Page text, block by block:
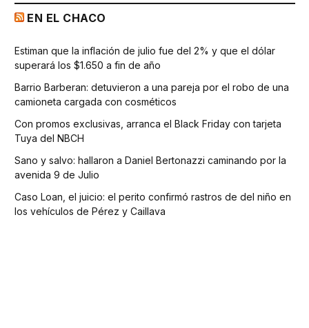
EN EL CHACO
Estiman que la inflación de julio fue del 2% y que el dólar
superará los $1.650 a fin de año
Barrio Barberan: detuvieron a una pareja por el robo de una
camioneta cargada con cosméticos
Con promos exclusivas, arranca el Black Friday con tarjeta
Tuya del NBCH
Sano y salvo: hallaron a Daniel Bertonazzi caminando por la
avenida 9 de Julio
Caso Loan, el juicio: el perito confirmó rastros de del niño en
los vehículos de Pérez y Caillava